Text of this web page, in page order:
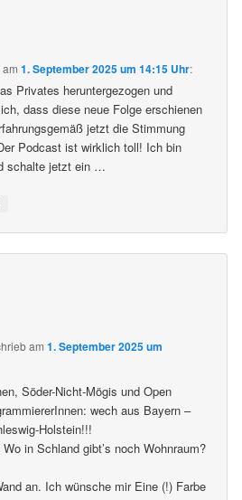
am1. September 2025 um 14:15 Uhr:
Privates heruntergezogen und
dass diese neue Folge erschienen
jetzt die Stimmung
Podcast ist wirklich toll! Ich bin
schalte jetzt ein …
am1. September 2025 um
Söder-Nicht-Mögis und Open
wech aus Bayern –
Holstein!!!
in Schland gibt’s noch Wohnraum?
an. Ich wünsche mir Eine (!) Farbe